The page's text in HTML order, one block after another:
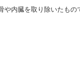
内臓を取り除いたも